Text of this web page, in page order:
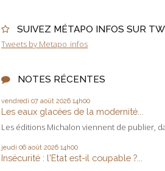
SUIVEZ MÉTAPO INFOS SUR
Tweets by Metapo_infos
NOTES RÉCENTES
vendredi 07 août 2026 14h00
Les eaux glacées de la modernité...
Les éditions Michalon viennent de publier,
jeudi 06 août 2026 14h00
Insécurité : l'Etat est-il coupable ?...